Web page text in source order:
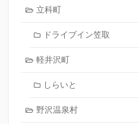
立科町
ドライブイン笠取
軽井沢町
しらいと
野沢温泉村